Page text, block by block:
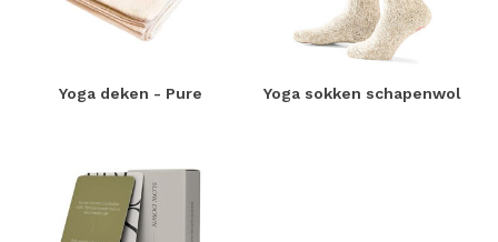
Yoga deken - Pure Yoga sokken schapenwol